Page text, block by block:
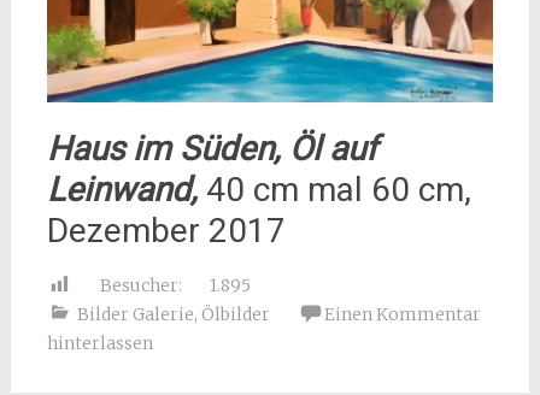
Haus im Süden, Öl auf
Leinwand, 40 cm mal 60 cm,
Dezember 2017
Besucher:
1.895
Bilder Galerie, Ölbilder
Einen Kommentar
hinterlassen